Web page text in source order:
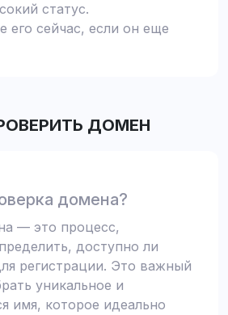
статус.
его сейчас, если он еще
ДОМЕН
домена?
— это процесс,
доступно ли
регистрации. Это важный
уникальное и
имя, которое идеально